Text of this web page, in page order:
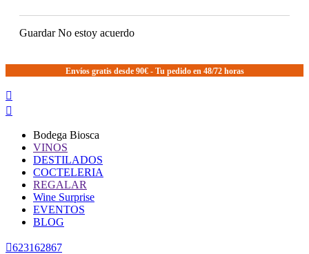
GuardarNo estoy acuerdo
Envíos gratis desde 90€ - Tu pedido en 48/72 horas


Bodega Biosca
VINOS
DESTILADOS
COCTELERIA
REGALAR
Wine Surprise
EVENTOS
BLOG
623162867